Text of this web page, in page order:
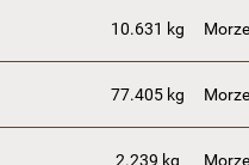
10.631 kg
77.405 kg
2.239 kg